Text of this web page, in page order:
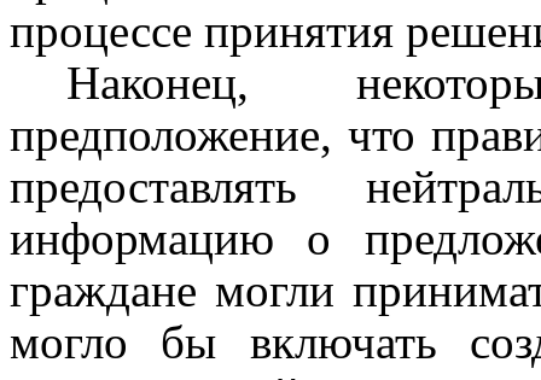
процессе принятия
Наконец,
предположение, что
предоставлять
информацию о
граждане могли
могло бы включать